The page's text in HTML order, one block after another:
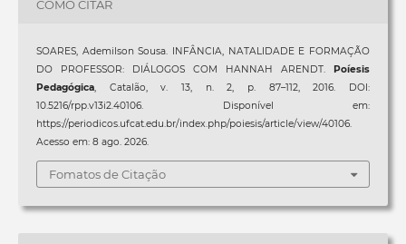
COMO CITAR
SOARES, Ademilson Sousa. INFÂNCIA, NATALIDADE E FORMAÇÃO
DO PROFESSOR: DIÁLOGOS COM HANNAH ARENDT.Poíesis
Pedagógica, Catalão, v. 13, n. 2, p. 87–112, 2016. DOI:
10.5216/rpp.v13i2.40106. Disponível em:
https://periodicos.ufcat.edu.br/index.php/poiesis/article/view/40106.
Acesso em: 8 ago. 2026.
Fomatos de Citação